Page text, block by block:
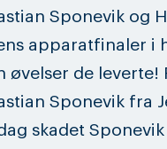
Sponevik og
apparatfinaler i
øvelser de
Sponevik fra
skadet